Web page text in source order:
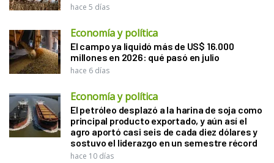
hace 5 días
Economía y política
El campo ya liquidó más de US$ 16.000
millones en 2026: qué pasó en julio
hace 6 días
Economía y política
El petróleo desplazó a la harina de soja como
principal producto exportado, y aún así el
agro aportó casi seis de cada diez dólares y
sostuvo el liderazgo en un semestre récord
hace 10 días